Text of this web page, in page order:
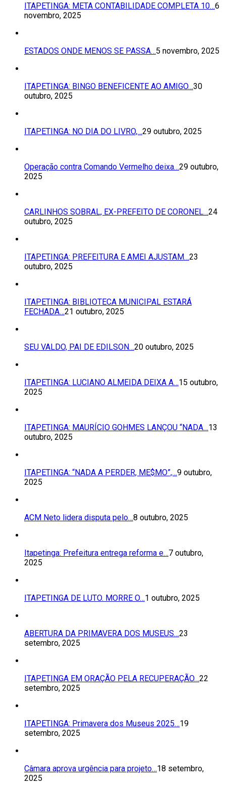
ITAPETINGA: META CONTABILIDADE COMPLETA 10…6
novembro, 2025
ESTADOS ONDE MENOS SE PASSA…5 novembro, 2025
ITAPETINGA: BINGO BENEFICENTE AO AMIGO…30
outubro, 2025
ITAPETINGA: NO DIA DO LIVRO,…29 outubro, 2025
Operação contra Comando Vermelho deixa…29 outubro,
2025
CARLINHOS SOBRAL, EX-PREFEITO DE CORONEL…24
outubro, 2025
ITAPETINGA: PREFEITURA E AMEI AJUSTAM…23
outubro, 2025
ITAPETINGA: BIBLIOTECA MUNICIPAL ESTARÁ
FECHADA…21 outubro, 2025
SEU VALDO, PAI DE EDILSON…20 outubro, 2025
ITAPETINGA: LUCIANO ALMEIDA DEIXA A…15 outubro,
2025
ITAPETINGA: MAURÍCIO GOHMES LANÇOU “NADA…13
outubro, 2025
ITAPETINGA: “NADA A PERDER, ME$MO”,…9 outubro,
2025
ACM Neto lidera disputa pelo…8 outubro, 2025
Itapetinga: Prefeitura entrega reforma e…7 outubro,
2025
ITAPETINGA DE LUTO. MORRE O…1 outubro, 2025
ABERTURA DA PRIMAVERA DOS MUSEUS…23
setembro, 2025
ITAPETINGA EM ORAÇÃO PELA RECUPERAÇÃO…22
setembro, 2025
ITAPETINGA: Primavera dos Museus 2025…19
setembro, 2025
Câmara aprova urgência para projeto…18 setembro,
2025